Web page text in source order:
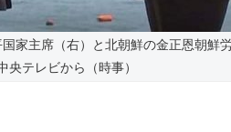
家主席（右）と北朝鮮の金正恩朝鮮
央テレビから（時事）